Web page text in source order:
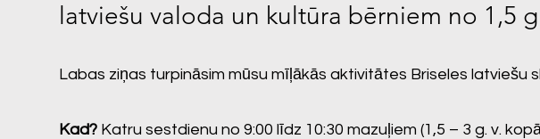
latviešu valoda un kultūra bērniem no 1,5
Labas ziņas turpināsim mūsu mīļākās aktivitātes Briseles latviešu
Kad? Katru sestdienu no 9:00 līdz 10:30 mazuļiem (1,5 ­– 3 g. v.